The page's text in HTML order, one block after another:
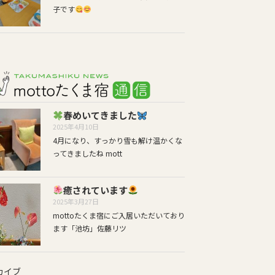
子です
春めいてきました
2025年4月10日
4月になり、すっかり雪も解け温かくな
ってきましたね mott
癒されています
2025年3月27日
mottoたくま宿にご入居いただいており
ます「池坊」佐藤リツ
イブ